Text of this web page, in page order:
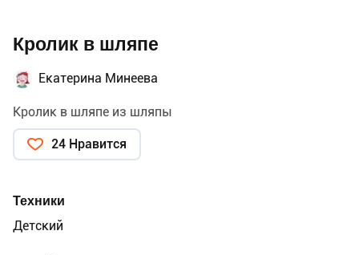
Кролик в шляпе
Екатерина Минеева
Кролик в шляпе из шляпы
24 Нравится
Техники
Детский